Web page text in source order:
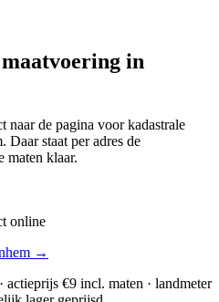
in
naar de pagina voor kadastrale
Daar staat per adres de
maten klaar.
online
→
actieprijs €9 incl. maten · landmeter